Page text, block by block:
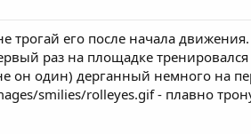
трогай его после начала
раз на площадке
он один) дерганный немного на
smilies/rolleyes.gif - плавно